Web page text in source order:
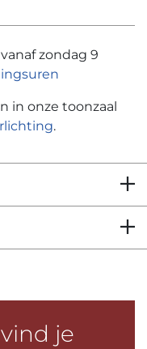
zondag 9
in onze toonzaal
.
je